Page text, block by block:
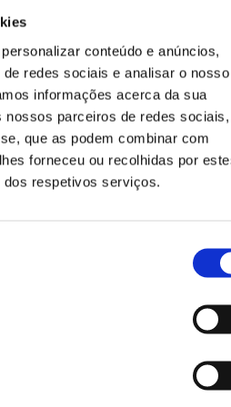
conteúdo e anúncios,
redes sociais e analisar o nosso
informações acerca da sua
nossos parceiros de redes sociais,
que as podem combinar com
forneceu ou recolhidas por
respetivos serviços.